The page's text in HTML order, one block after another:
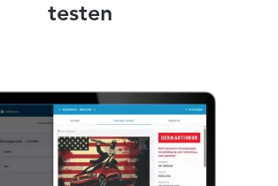
testen